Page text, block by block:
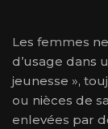
Les femmes
d’usage dans
jeunesse »,
ou nièces de
enlevées par